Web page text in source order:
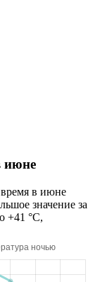
июне
в июне
значение за
+41 °C,